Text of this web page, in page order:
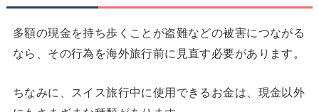
多額の現金を持ち歩くことが盗難などの被害につながる
なら、その行為を海外旅行前に見直す必要があります。
ちなみに、スイス旅行中に使用できるお金は、現金以外